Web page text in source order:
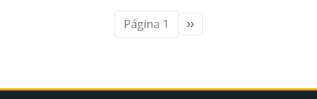
Página 1 Siguiente página
››